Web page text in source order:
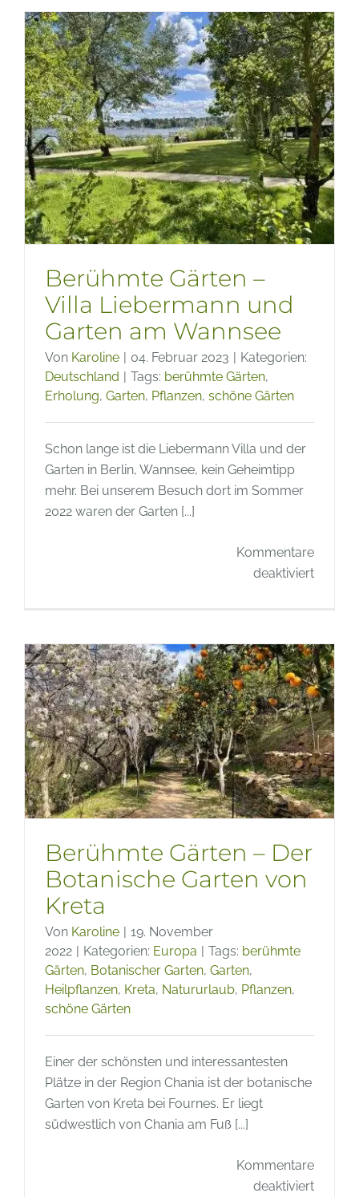
Der
Berühmte Gärten –
Villa Liebermann und
Garten am Wannsee
Von Karoline 04. Februar 2023
Kategorien:
Deutschland
Tags: berühmte Gärten,
Erholung, Garten, Pflanzen, schöne Gärten
Schon lange ist die Liebermann Villa und der
Garten in Berlin, Wannsee, kein Geheimtipp
mehr. Bei unserem Besuch dort im Sommer
2022 waren der Garten [...]
Kommentare
deaktiviertfür
Villa
und
Garten
am
Berühmte Gärten – Der
Botanische Garten von
Kreta
Von Karoline | 19. November
2022 | Kategorien: Europa | Tags: berühmte
Gärten, Botanischer Garten, Garten,
Heilpflanzen, Kreta, Natururlaub, Pflanzen,
schöne Gärten
Einer der schönsten und interessantesten
Plätze in der Region Chania ist der botanische
Garten von Kreta bei Fournes. Er liegt
südwestlich von Chania am Fuß [...]
Kommentare
deaktiviertfür